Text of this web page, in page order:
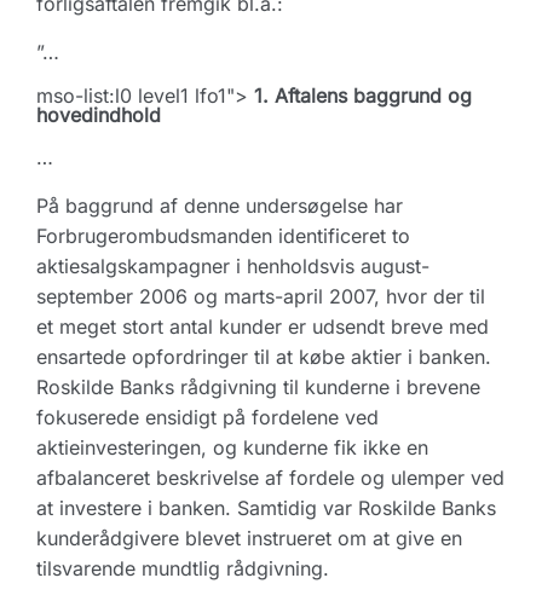
”…
mso-list:l0 level1 lfo1"> 1. Aftalens baggrund og
hovedindhold
…
På baggrund af denne undersøgelse har
Forbrugerombudsmanden identificeret to
aktiesalgskampagner i henholdsvis august-
september 2006 og marts-april 2007, hvor der til
et meget stort antal kunder er udsendt breve med
ensartede opfordringer til at købe aktier i banken.
Roskilde Banks rådgivning til kunderne i brevene
fokuserede ensidigt på fordelene ved
aktieinvesteringen, og kunderne fik ikke en
afbalanceret beskrivelse af fordele og ulemper ved
at investere i banken. Samtidig var Roskilde Banks
kunderådgivere blevet instrueret om at give en
tilsvarende mundtlig rådgivning.